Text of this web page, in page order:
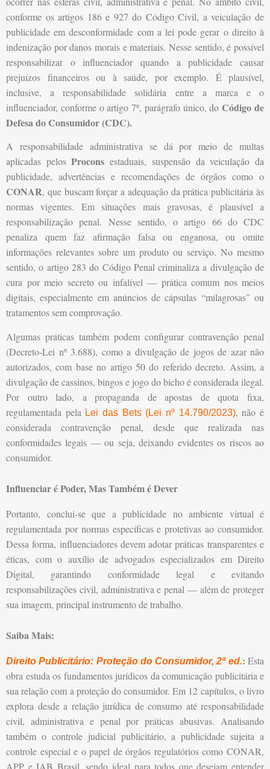
conforme os artigos 186 e 927 do Código Civil, a veiculação de
publicidade em desconformidade com a lei pode gerar o direito à
indenização por danos morais e materiais. Nesse sentido, é possível
responsabilizar o influenciador quando a publicidade causar
prejuízos financeiros ou à saúde, por exemplo. É plausível,
inclusive, a responsabilidade solidária entre a marca e o
influenciador, conforme o artigo 7º, parágrafo único, do Código de
Defesa do Consumidor (CDC).
A responsabilidade administrativa se dá por meio de multas
aplicadas pelosProcons estaduais, suspensão da veiculação da
publicidade, advertências e recomendações de órgãos como o
CONAR, que buscam forçar a adequação da prática publicitária às
normas vigentes. Em situações mais gravosas, é plausível a
responsabilização penal. Nesse sentido, o artigo 66 do CDC
penaliza quem faz afirmação falsa ou enganosa, ou omite
informações relevantes sobre um produto ou serviço. No mesmo
sentido, o artigo 283 do Código Penal criminaliza a divulgação de
cura por meio secreto ou infalível — prática comum nos meios
digitais, especialmente em anúncios de cápsulas “milagrosas” ou
tratamentos sem comprovação.
Algumas práticas também podem configurar contravenção penal
(Decreto-Lei nº 3.688), como a divulgação de jogos de azar não
autorizados, com base no artigo 50 do referido decreto. Assim, a
divulgação de cassinos, bingos e jogo do bicho é considerada ilegal.
Por outro lado, a propaganda de apostas de quota fixa,
regulamentada pela Lei das Bets (Lei nº 14.790/2023), não é
considerada contravenção penal, desde que realizada nas
conformidades legais — ou seja, deixando evidentes os riscos ao
consumidor.
Influenciar é Poder, Mas Também é Dever
Portanto, conclui-se que a publicidade no ambiente virtual é
regulamentada por normas específicas e protetivas ao consumidor.
Dessa forma, influenciadores devem adotar práticas transparentes e
éticas, com o auxílio de advogados especializados em Direito
Digital, garantindo conformidade legal e evitando
responsabilizações civil, administrativa e penal — além de proteger
sua imagem, principal instrumento de trabalho.
Saiba Mais:
Direito Publicitário: Proteção do Consumidor, 2ª ed.: Esta
obra estuda os fundamentos jurídicos da comunicação publicitária e
sua relação com a proteção do consumidor. Em 12 capítulos, o livro
explora desde a relação jurídica de consumo até responsabilidade
civil, administrativa e penal por práticas abusivas. Analisando
também o controle judicial publicitário, a publicidade sujeita a
controle especial e o papel de órgãos regulatórios como CONAR,